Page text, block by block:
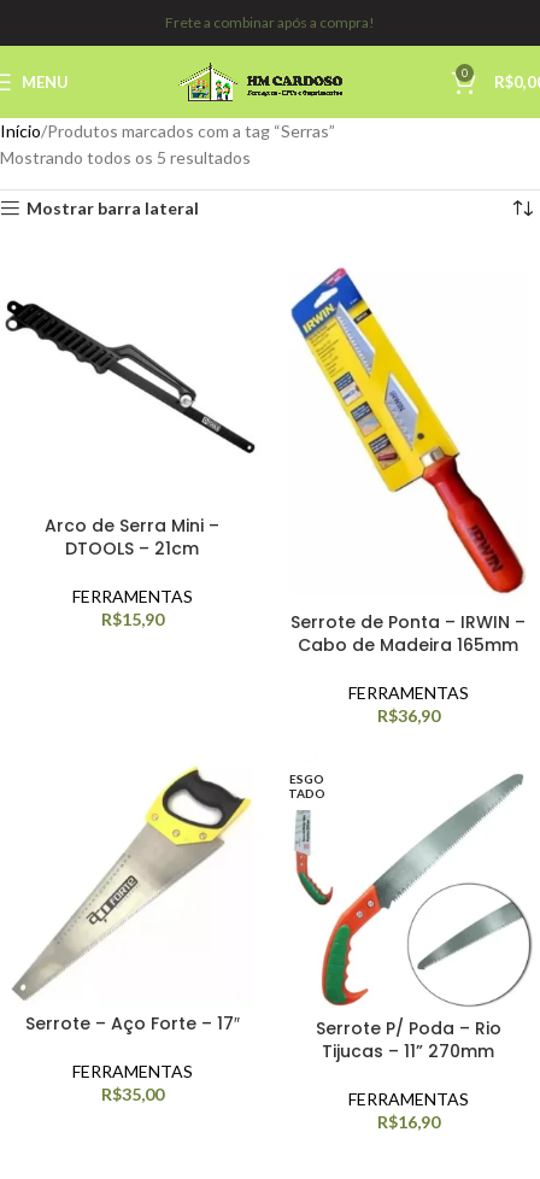
Frete a combinar após a compra!
MENU 0 R$
Início Produtos marcados com a tag “Serras”
Mostrando todos os 5 resultados
Mostrar barra lateral
Arco de Serra Mini –
DTOOLS – 21cm
FERRAMENTAS
R$15,90
Serrote de Ponta – IRWIN –
Cabo de Madeira 165mm
FERRAMENTAS
R$36,90
Serrote – Aço Forte – 17″
FERRAMENTAS
R$35,00
ESGO
TADO
Serrote P/ Poda – Rio
Tijucas – 11” 270mm
FERRAMENTAS
R$16,90